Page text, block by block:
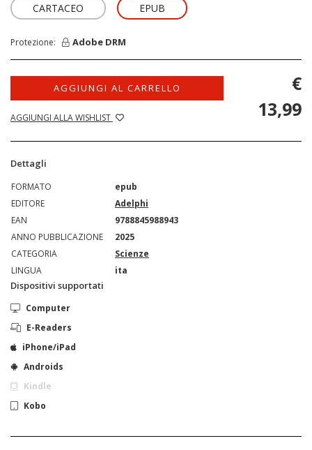
CARTACEO EPUB
Protezione: Adobe DRM
AGGIUNGI AL CARRELLO
AGGIUNGI ALLA WISHLIST
€
13,99
Dettagli
FORMATO
epub
EDITORE
Adelphi
EAN
9788845988943
ANNO PUBBLICAZIONE
2025
CATEGORIA
Scienze
LINGUA
ita
Dispositivi supportati
Computer
E-Readers
iPhone/iPad
Androids
Kindle
Kobo